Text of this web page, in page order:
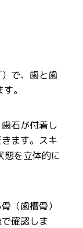
で、歯と歯
。
石が付着し
ます。スキ
態を立体的に
（歯槽骨）
確認しま